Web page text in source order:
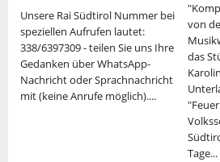
Unsere Rai Südtirol Nummer bei
speziellen Aufrufen lautet:
338/6397309 - teilen Sie uns Ihre
Gedanken über WhatsApp-
Nachricht oder Sprachnachricht
mit (keine Anrufe möglich)....
von
das
Tage...